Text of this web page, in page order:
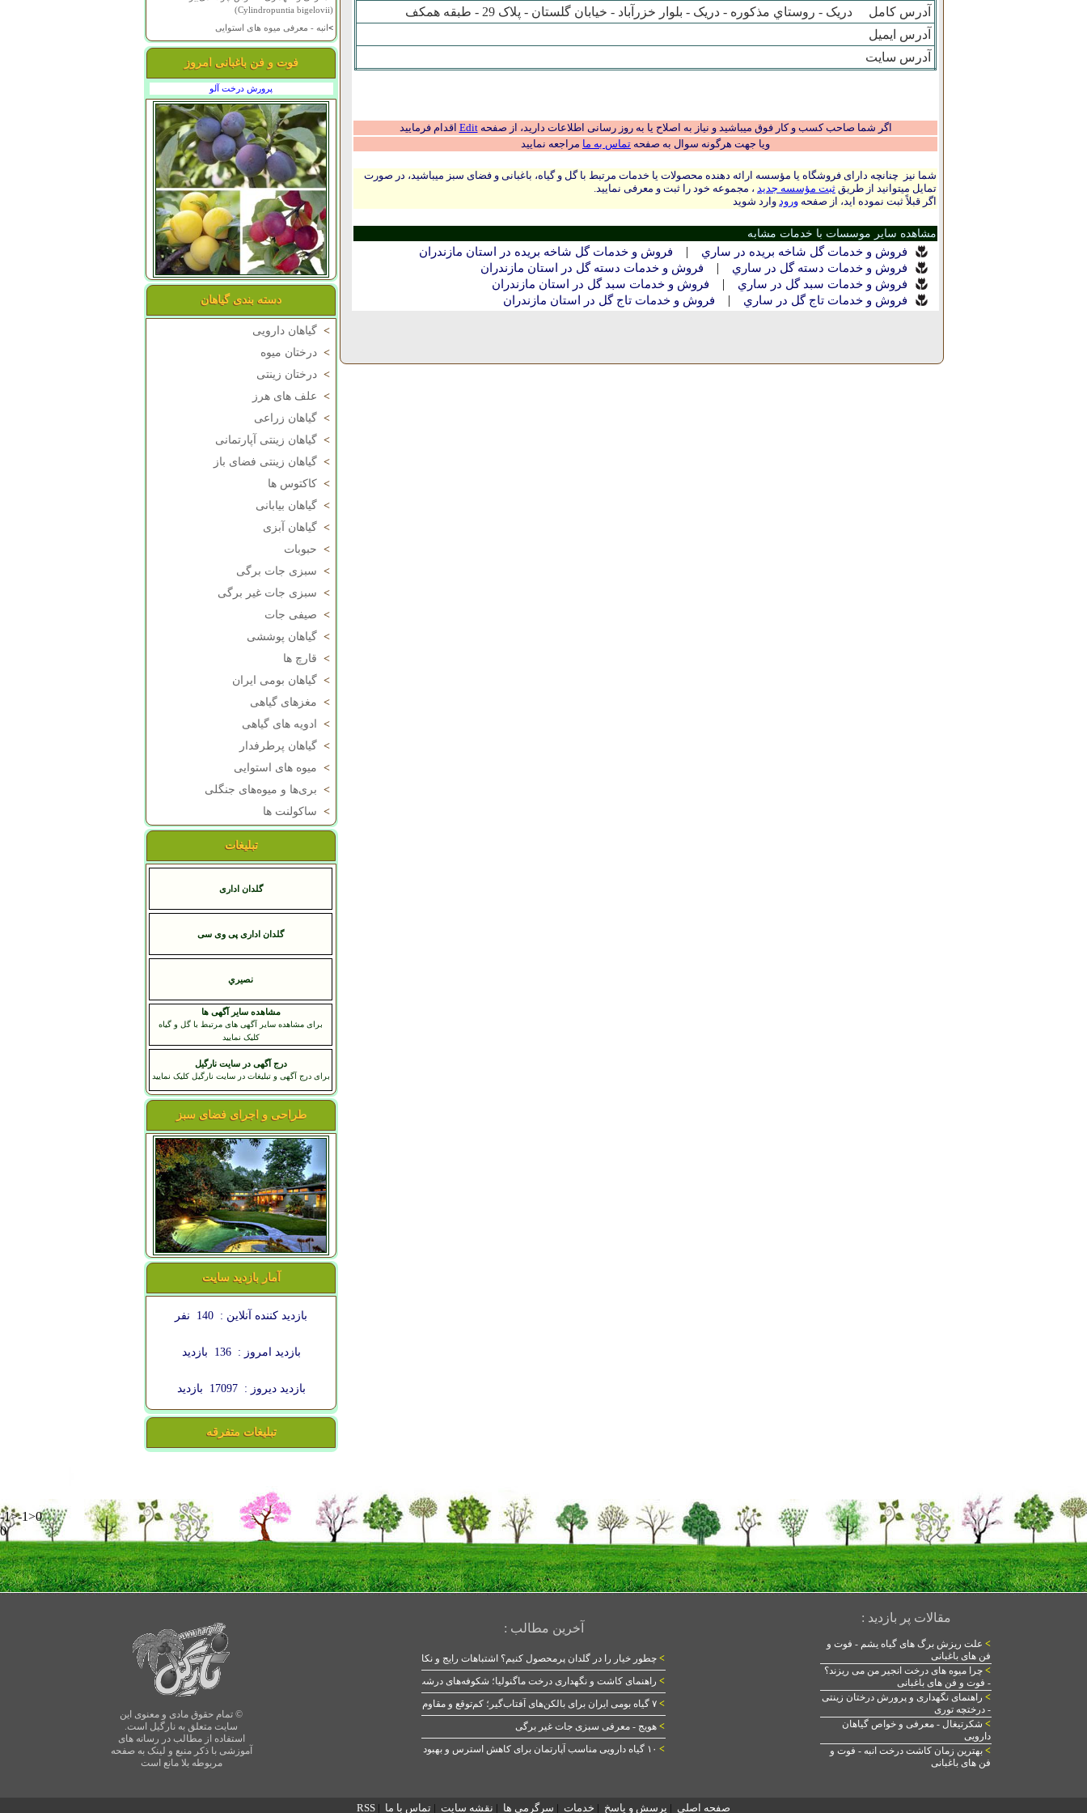
(Cylindropuntia bigelovii)
>انبه - معرفی میوه های استوایی
فوت و فن باغبانی امروز
پرورش درخت آلو
دسته بندی گیاهان
> گیاهان دارویی
> درختان میوه
> درختان زینتی
> علف های هرز
> گیاهان زراعی
> گیاهان زینتی آپارتمانی
> گیاهان زینتی فضای باز
> کاکتوس ها
> گیاهان بیابانی
> گیاهان آبزی
> حبوبات
> سبزی جات برگی
> سبزی جات غیر برگی
> صیفی جات
> گیاهان پوششی
> قارچ ها
> گیاهان بومی ایران
> مغزهای گیاهی
>
ادویه های گیاهی
> گیاهان پرطرفدار
> میوه های استوایی
> بری‌ها و میوه‌های جنگلی
> ساکولنت ها
تبلیغات
گلدان اداری
گلدان اداری پی وی سی
نصيري
مشاهده سایر آگهی ها
برای مشاهده سایر آگهی های مرتبط با گل و گیاه
کلیک نمایید
درج آگهی در سایت نارگیل
برای درج آگهی و تبلیغات در سایت نارگیل کلیک نمایید
طراحی و اجرای فضای سبز
آمار بازدید سایت
بازدید کننده آنلاین : 140 نفر
بازدید امروز : 136 بازدید
بازدید دیروز : 17097 بازدید
تبلیغات متفرقه
آدرس کامل
دريک - روستاي مذکوره - دريک - بلوار خزرآباد - خيابان گلستان - پلاک 29 - طبقه همکف
آدرس ایمیل
آدرس سایت
اگر شما صاحب کسب و کار فوق میباشید و نیاز به اصلاح یا به روز رسانی اطلاعات دارید، از صفحهEdit اقدام فرمایید
ویا جهت هرگونه سوال به صفحه تماس به ما مراجعه نمایید
شما نیز چنانچه دارای فروشگاه یا مؤسسه ارائه دهنده محصولات یا خدمات مرتبط با گل و گیاه، باغبانی و فضای سبز میباشید، در صورت
تمایل میتوانید از طریق ثبت مؤسسه جدید ، مجموعه خود را ثبت و معرفی نمایید.
اگر قبلاً ثبت نموده اید، از صفحه ورود وارد شوید
مشاهده سایر موسسات با خدمات مشابه
فروش و خدمات گل شاخه بریده در ساري | فروش و خدمات گل شاخه بریده در استان مازندران
فروش و خدمات دسته گل در ساري | فروش و خدمات دسته گل در استان مازندران
فروش و خدمات سبد گل در ساري | فروش و خدمات سبد گل در استان مازندران
فروش و خدمات تاج گل در ساري | فروش و خدمات تاج گل در استان مازندران
-1>-1>0
0
© تمام حقوق مادی و معنوی این
سایت متعلق به نارگیل است.
استفاده از مطالب در رسانه های
آموزشی با ذکر منبع و لینک به صفحه
مربوطه بلا مانع است
آخرین مطالب :
> چطور خیار را در گلدان پرمحصول کنیم؟ اشتباهات رایج و نکات طلایی
> راهنمای کاشت و نگهداری درخت ماگنولیا؛ شکوفه‌های درشت در بهار
> ۷ گیاه بومی ایران برای بالکن‌های آفتاب‌گیر؛ کم‌توقع و مقاوم
> هویج - معرفی سبزی جات غیر برگی
> ۱۰ گیاه دارویی مناسب آپارتمان برای کاهش استرس و بهبود خواب
مقالات پر بازدید :
> علت ریزش برگ های گیاه یشم - فوت و
فن های باغبانی
> چرا میوه های درخت انجیر من می ریزند؟
- فوت و فن های باغبانی
> راهنمای نگهداری و پرورش درختان زینتی
- درختچه توری
> شکرتیغال - معرفی و خواص گیاهان
دارویی
> بهترین زمان کاشت درخت انبه - فوت و
فن های باغبانی
صفحه اصلی | پرسش و پاسخ | خدمات | سرگرمی ها | نقشه سایت | تماس با ما |
RSS